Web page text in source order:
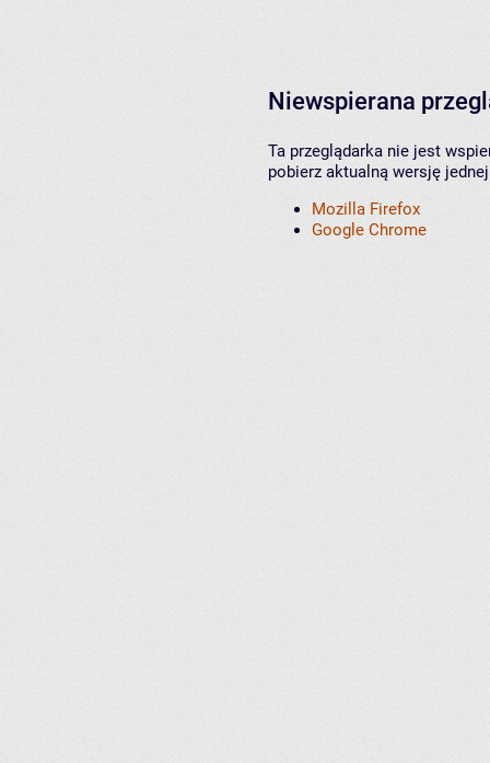
Niewspierana
Ta przeglądarka nie jest
pobierz aktualną wersję
Mozilla Firefox
Google Chrome